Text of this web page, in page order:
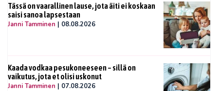
Tässä on vaarallinen lause, jota äiti ei koskaan
saisi sanoa lapsestaan
Janni Tamminen | 08.08.2026
Kaada vodkaa pesukoneeseen – sillä on
vaikutus, jota et olisi uskonut
Janni Tamminen | 07.08.2026